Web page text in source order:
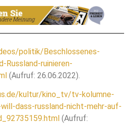
politik/Beschlossenes-
Russland-ruinieren-
(Aufruf: 26.06.2022).
kultur/kino_tv/tv-kolumne-
dass-russland-nicht-mehr-auf-
(Aufruf: